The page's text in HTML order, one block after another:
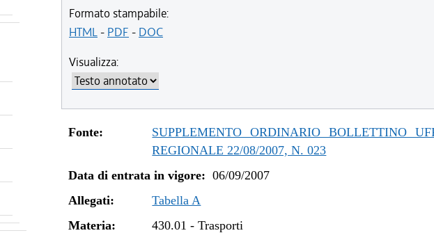
Formato stampabile:
HTML- PDF - DOC
Visualizza:
Fonte:
SUPPLEMENTO ORDINARIO BOLLETTINO
REGIONALE 22/08/2007, N. 023
Data di entrata in vigore: 06/09/2007
Allegati:
Tabella A
Materia:
430.01 -Trasporti